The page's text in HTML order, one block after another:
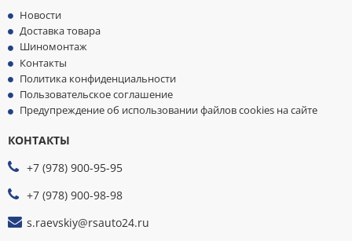
Новости
Доставка товара
Шиномонтаж
Контакты
Политика конфиденциальности
Пользовательское соглашение
Предупреждение об использовании файлов cookies на сайте
КОНТАКТЫ
+7 (978) 900-95-95
+7 (978) 900-98-98
s.raevskiy@rsauto24.ru